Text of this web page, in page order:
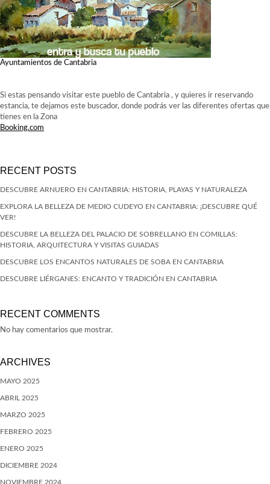
Ayuntamientos de Cantabria
Si estas pensando visitar este pueblo de Cantabria , y quieres ir reservando
estancia, te dejamos este buscador, donde podrás ver las diferentes ofertas que
tienes en la Zona
Booking.com
RECENT POSTS
DESCUBRE ARNUERO EN CANTABRIA: HISTORIA, PLAYAS Y NATURALEZA
EXPLORA LA BELLEZA DE MEDIO CUDEYO EN CANTABRIA: ¡DESCUBRE QUÉ
VER!
DESCUBRE LA BELLEZA DEL PALACIO DE SOBRELLANO EN COMILLAS:
HISTORIA, ARQUITECTURA Y VISITAS GUIADAS
DESCUBRE LOS ENCANTOS NATURALES DE SOBA EN CANTABRIA
DESCUBRE LIÉRGANES: ENCANTO Y TRADICIÓN EN CANTABRIA
RECENT COMMENTS
No hay comentarios que mostrar.
ARCHIVES
MAYO 2025
ABRIL 2025
MARZO 2025
FEBRERO 2025
ENERO 2025
DICIEMBRE 2024
NOVIEMBRE 2024